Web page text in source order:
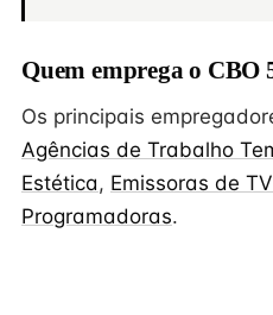
Quem emprega o CBO
Os principais
Agências de Trabalho
Estética, Emissoras de
Programadoras.